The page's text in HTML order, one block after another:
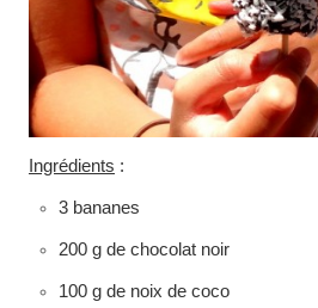
Ingrédients :
3 bananes
200 g de chocolat noir
100 g de noix de coco